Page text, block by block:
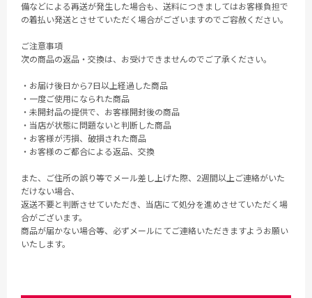
備などによる再送が発生した場合も、送料につきましてはお客様負担で
の着払い発送とさせていただく場合がございますのでご容赦ください。
ご注意事項
次の商品の返品・交換は、お受けできませんのでご了承ください。
・お届け後日から7日以上経過した商品
・一度ご使用になられた商品
・未開封品の提供で、お客様開封後の商品
・当店が状態に問題ないと判断した商品
・お客様が汚損、破損された商品
・お客様のご都合による返品、交換
また、ご住所の誤り等でメール差し上げた際、2週間以上ご連絡がいた
だけない場合、
返送不要と判断させていただき、当店にて処分を進めさせていただく場
合がございます。
商品が届かない場合等、必ずメールにてご連絡いただきますようお願い
いたします。